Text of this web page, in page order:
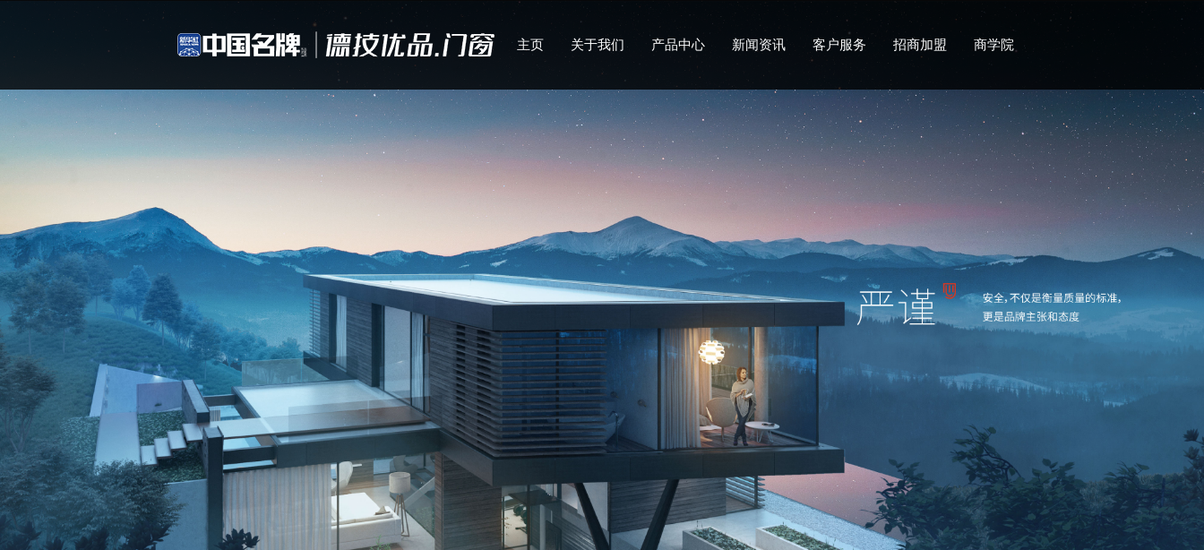
主页 关于我们 产品中心 新闻资讯 客户服务 招商加盟 商学院